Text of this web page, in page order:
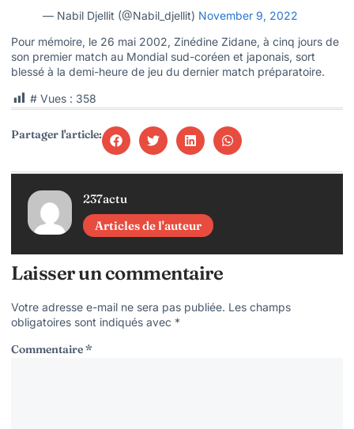
— Nabil Djellit (@Nabil_djellit) November 9, 2022
Pour mémoire, le 26 mai 2002, Zinédine Zidane, à cinq jours de
son premier match au Mondial sud-coréen et japonais, sort
blessé à la demi-heure de jeu du dernier match préparatoire.
# Vues : 358
Partager l'article:
237actu
Articles de l'auteur
Laisser un commentaire
Votre adresse e-mail ne sera pas publiée. Les champs
obligatoires sont indiqués avec *
Commentaire*